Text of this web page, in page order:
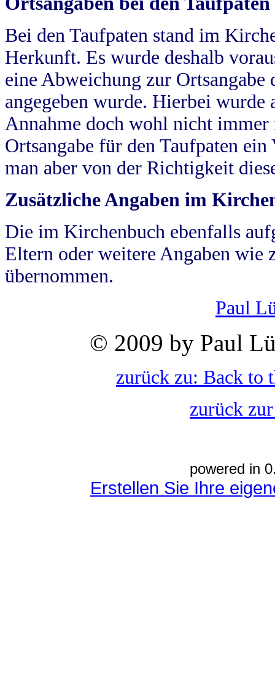
Bei den Taufpaten stand im
Herkunft. Es wurde deshalb
eine Abweichung zur
angegeben wurde. Hierbei wurde
Annahme doch wohl nicht
Ortsangabe für den Taufpaten
man aber von der Richtigkeit
Zusätzliche Angaben im
Die im Kirchenbuch ebenfalls
Eltern oder weitere Angaben wie
übernommen.
Paul
© 2009 by Paul
zurück zu: Back to
zurück
powered in
Erstellen Sie Ihre